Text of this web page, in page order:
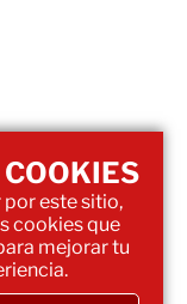
COOKIES
este sitio,
cookies que
mejorar tu